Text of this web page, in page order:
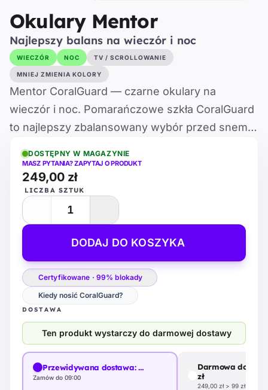
Okulary Mentor
Najlepszy balans na wieczór i noc
WIECZÓR NOC TV / SCROLLOWANIE
MNIEJ ZMIENIA KOLORY
Mentor CoralGuard — czarne okulary na
wieczór i noc. Pomarańczowe szkła CoralGuard
to najlepszy zbalansowany wybór przed snem
DOSTĘPNY W MAGAZYNIE
MASZ PYTANIA? ZAPYTAJ O PRODUKT
249,00 zł
LICZBA SZTUK
DODAJ DO KOSZYKA
Certyfikowane · 99% blokady
Kiedy nosić CoralGuard?
DOSTAWA
Ten produkt wystarczy do darmowej dostawy
Przewidywana dostawa:…
Zamów do 09:00
Darmowa
zł
249,00 zł > 99 zł